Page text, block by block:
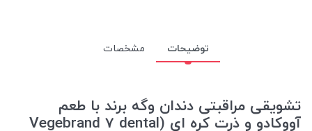
توضیحات مشخصات
تشویقی مراقبتی دندان وگه برند با طعم
آووکادو و ذرت کره ای (Vegebrand 7 dental